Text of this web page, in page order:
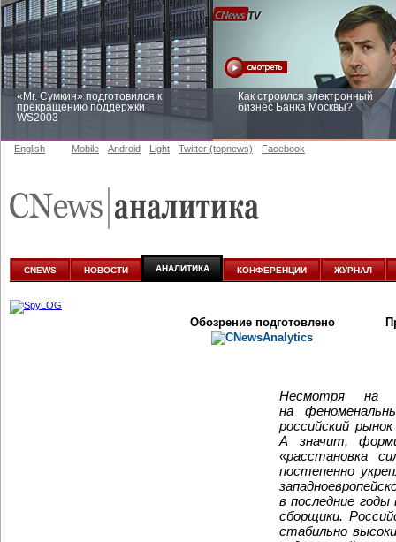
«Mr. Сумкин» подготовился к
прекращению поддержки
WS2003
Как строился электронный
бизнес Банка Москвы?
аналитике
English Mobile Android Light Twitter (topnews) Facebook
CNEWS НОВОСТИ АНАЛИТИКА КОНФЕРЕНЦИИ ЖУРНАЛ
Обозрение подготовлено
Несмотря на
на
российский
А значит,
«расстановка
постепенно
в последние
сборщики.
стабильно